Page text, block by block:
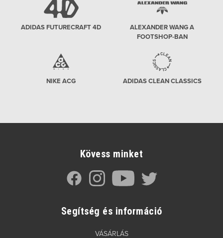
ADIDAS FUTURECRAFT 4D
ALEXANDER WANG A
FOOTSHOP-BAN
NIKE ACG ADIDAS CLEAN CLASSICS
Kövess minket
Segítség és információ
VÁSÁRLÁS